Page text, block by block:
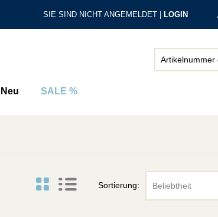
SIE SIND NICHT ANGEMELDET | LOGIN
Neu SALE %
Sortierung: